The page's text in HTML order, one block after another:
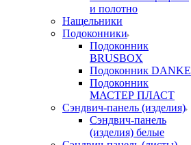
и полотно
Нащельники
Подоконники
Подоконник
BRUSBOX
Подоконник DANKE
Подоконник
МАСТЕР ПЛАСТ
Сэндвич-панель (изделия)
Сэндвич-панель
(изделия) белые